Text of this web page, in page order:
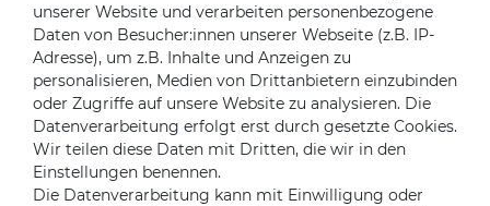
Impressum
Kontakt
Über uns
Mein Konto
Login
Registrieren
unserer Website und verarbeiten personenbezogene
Daten von Besucher:innen unserer Webseite (z.B. IP-
Adresse), um z.B. Inhalte und Anzeigen zu
personalisieren, Medien von Drittanbietern einzubinden
oder Zugriffe auf unsere Website zu analysieren. Die
Datenverarbeitung erfolgt erst durch gesetzte Cookies.
Wir teilen diese Daten mit Dritten, die wir in den
Einstellungen benennen.
Die Datenverarbeitung kann mit Einwilligung oder